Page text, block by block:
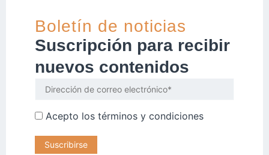
Boletín de noticias
Suscripción para recibir
nuevos contenidos
Acepto los términos y condiciones